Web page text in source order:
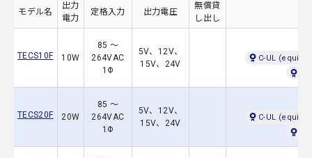
モデル名
出力
電力
定格入力 出力電圧
無償貸
し出し
TECS10F 10W
85 ～
264VAC
1Φ
5V、12V、
15V、24V
C-UL
TECS20F 20W
85 ～
264VAC
1Φ
5V、12V、
15V、24V
C-UL